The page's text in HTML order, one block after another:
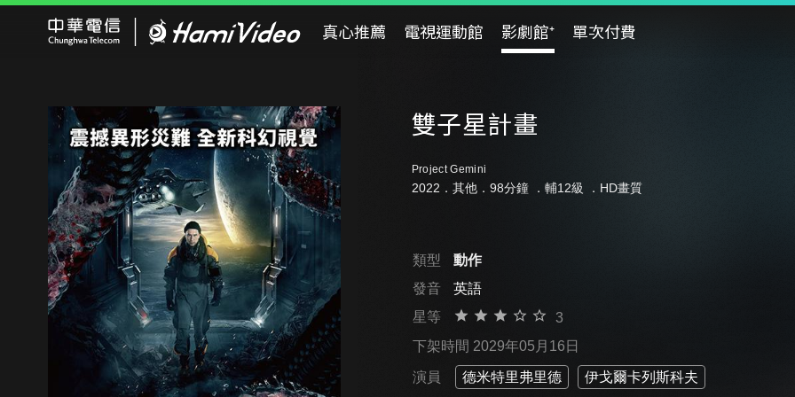
真心推薦 電視運動館 影劇館⁺ 單次付費
雙子星計畫
Project Gemini
2022．其他．98分鐘 ． 輔12級 ．HD畫質
類型
動作
發音
英語
星等
3
下架時間 2029年05月16日
演員 德米特里弗里德 伊戈爾卡列斯科夫